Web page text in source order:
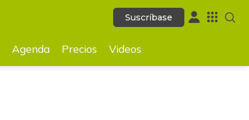
Suscríbase
Suscríbase
Agenda Precios Videos